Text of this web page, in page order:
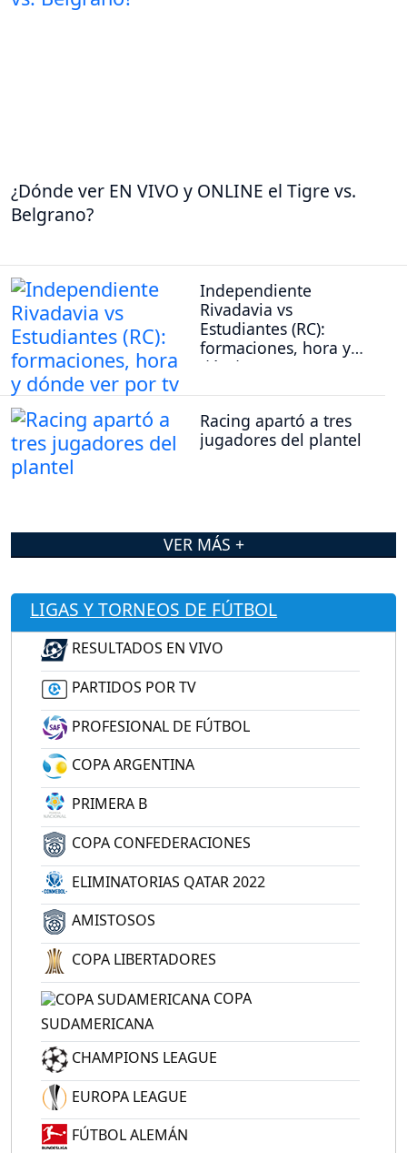
¿Dónde ver EN VIVO y ONLINE el Tigre vs.
Belgrano?
Independiente
Rivadavia vs
Estudiantes (RC):
formaciones, hora y
dónde ver por tv
Racing apartó a tres
jugadores del plantel
VER MÁS +
LIGAS Y TORNEOS DE FÚTBOL
RESULTADOS EN VIVO
PARTIDOS POR TV
PROFESIONAL DE FÚTBOL
COPA ARGENTINA
PRIMERA B
COPA CONFEDERACIONES
ELIMINATORIAS QATAR 2022
AMISTOSOS
COPA LIBERTADORES
COPA
SUDAMERICANA
CHAMPIONS LEAGUE
EUROPA LEAGUE
FÚTBOL ALEMÁN